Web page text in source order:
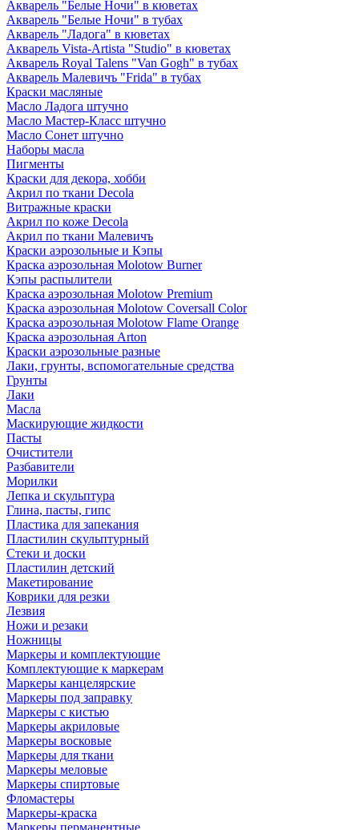
Акварель "Белые Ночи" в кюветах
Акварель "Белые Ночи" в тубах
Акварель "Ладога" в кюветах
Акварель Vista-Artista "Studio" в кюветах
Акварель Royal Talens "Van Gogh" в тубах
Акварель Малевичъ "Frida" в тубах
Краски масляные
Масло Ладога штучно
Масло Мастер-Класс штучно
Масло Сонет штучно
Наборы масла
Пигменты
Краски для декора, хобби
Акрил по ткани Decola
Витражные краски
Акрил по коже Decola
Акрил по ткани Малевичъ
Краски аэрозольные и Кэпы
Краска аэрозольная Molotow Burner
Кэпы распылители
Краска аэрозольная Molotow Premium
Краска аэрозольная Molotow Coversall Color
Краска аэрозольная Molotow Flame Orange
Краска аэрозольная Arton
Краски аэрозольные разные
Лаки, грунты, вспомогательные средства
Грунты
Лаки
Масла
Маскирующие жидкости
Пасты
Очистители
Разбавители
Морилки
Лепка и скульптура
Глина, пасты, гипс
Пластика для запекания
Пластилин скульптурный
Стеки и доски
Пластилин детский
Макетирование
Коврики для резки
Лезвия
Ножи и резаки
Ножницы
Маркеры и комплектующие
Комплектующие к маркерам
Маркеры канцелярские
Маркеры под заправку
Маркеры с кистью
Маркеры акриловые
Маркеры восковые
Маркеры для ткани
Маркеры меловые
Маркеры спиртовые
Фломастеры
Маркеры-краска
Маркеры перманентные